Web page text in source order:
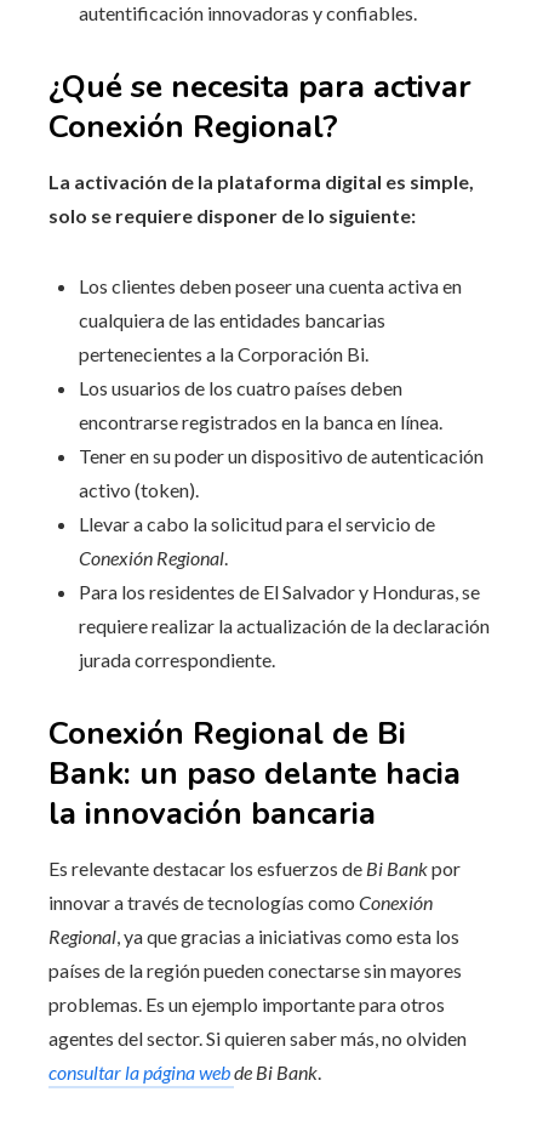
autentificación innovadoras y confiables.
¿Qué se necesita para activar
Conexión Regional?
La activación de la plataforma digital es simple,
solo se requiere disponer de lo siguiente:
Los clientes deben poseer una cuenta activa en
cualquiera de las entidades bancarias
pertenecientes a la Corporación Bi.
Los usuarios de los cuatro países deben
encontrarse registrados en la banca en línea.
Tener en su poder un dispositivo de autenticación
activo (token).
Llevar a cabo la solicitud para el servicio de
Conexión Regional.
Para los residentes de El Salvador y Honduras, se
requiere realizar la actualización de la declaración
jurada correspondiente.
Conexión Regional de Bi
Bank: un paso delante hacia
la innovación bancaria
Es relevante destacar los esfuerzos de Bi Bankpor
innovar a través de tecnologías como Conexión
Regional, ya que gracias a iniciativas como esta los
países de la región pueden conectarse sin mayores
problemas. Es un ejemplo importante para otros
agentes del sector. Si quieren saber más, no olviden
consultar la página webde Bi Bank.